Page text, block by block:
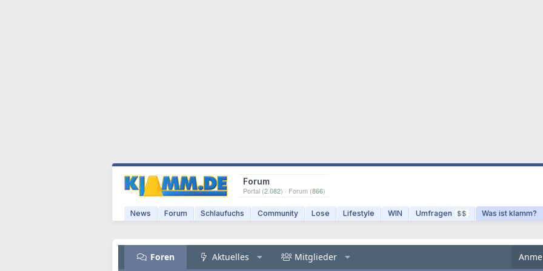
Forum
Portal (2.082) · Forum (866)
News Forum Schlaufuchs Community Lose Lifestyle WIN Umfragen $$ Was ist klamm?
Foren Aktuelles Mitglieder